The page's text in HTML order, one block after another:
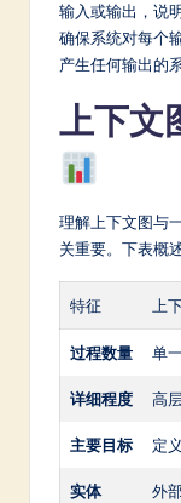
输入或输出，说
确保系统对每个
产生任何输出的
上下文
理解上下文图与
关重要。下表概
特征 上
过程数量 单
详细程度 高
主要目标 定
实体 外